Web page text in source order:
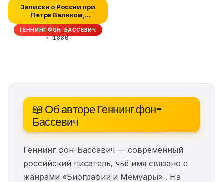
Записки о России при
Петре Великом,
извлеченные из...
ГЕННИНГ ФОН-БАССЕВИЧ
1866
📖 Об авторе Геннинг фон-
Бассевич
Геннинг фон-Бассевич — современный
российский писатель, чьё имя связано с
жанрами «Биографии и Мемуары» . На